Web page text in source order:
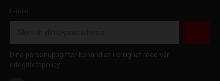
E-post
Dina personuppgifter behandlas i enlighet med vår
integritetspolicy.